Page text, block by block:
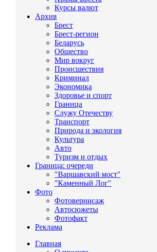
Курсы валют
Архив
Брест
Брест-регион
Беларусь
Общество
Мир вокруг
Происшествия
Криминал
Экономика
Здоровье и спорт
Граница
Служу Отечеству
Транспорт
Природа и экология
Культура
Авто
Туризм и отдых
Граница: очереди
"Варшавский мост"
"Каменный Лог"
Фото
Фотовернисаж
Автосюжеты
Фотофакт
Реклама
Главная